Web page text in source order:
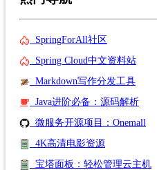
SpringForAll社区
Spring Cloud中文资料站
Markdown写作分发工具
Java进阶必备：源码解析
微服务开源项目：Onemall
4K高清电影资源
宝塔面板：轻松管理云主机